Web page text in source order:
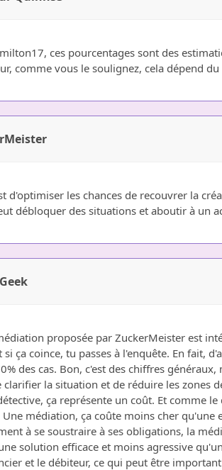
ces pourcentages sont des
comme vous le soulignez, cela dépend
d'optimiser les chances de recouvrer la
débloquer des situations et aboutir à un
proposée par ZuckerMeister est
si ça coince, tu passes à l'enquête. En fait,
des cas. Bon, c'est des chiffres
la situation et de réduire les zones
ça représente un coût. Et comme
médiation, ça coûte moins cher qu'une
à se soustraire à ses obligations, la
solution efficace et moins agressive
et le débiteur, ce qui peut être